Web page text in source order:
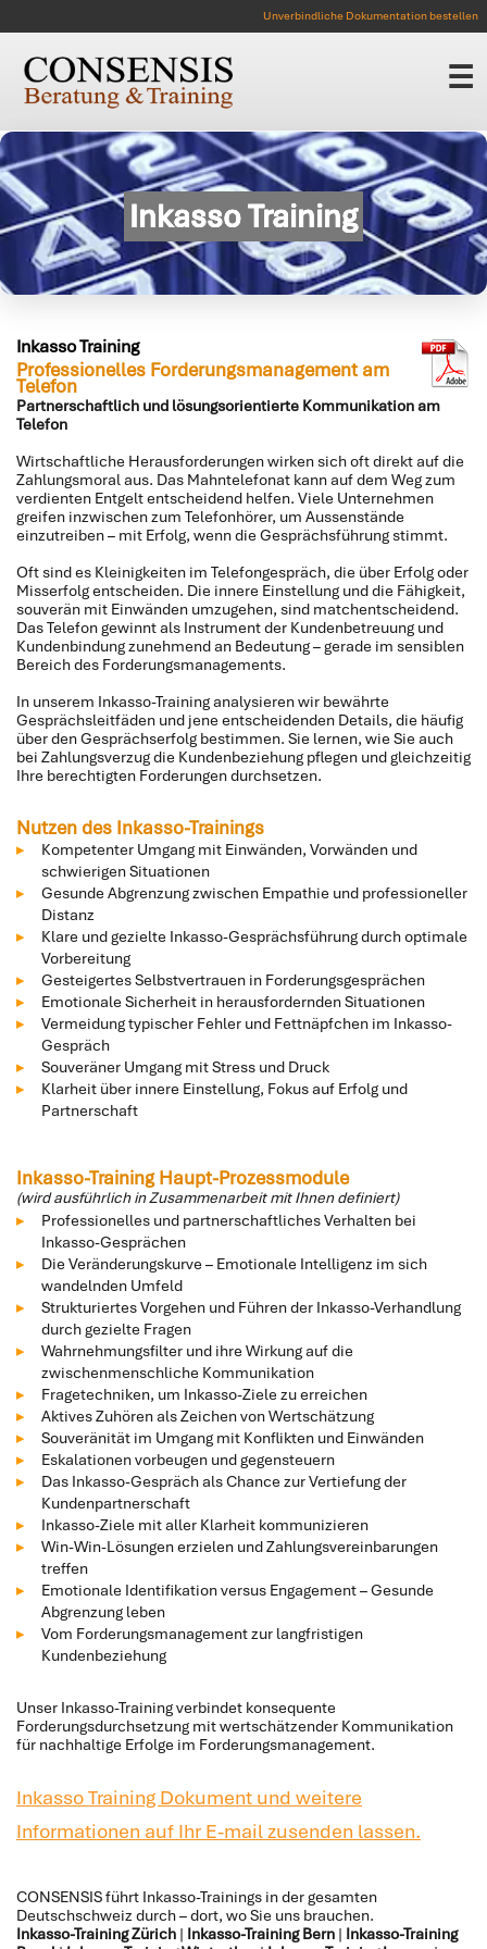
Unverbindliche Dokumentation bestellen
☰
Inkasso Training
Inkasso Training
Professionelles Forderungsmanagement am
Telefon
Partnerschaftlich und lösungsorientierte Kommunikation am
Telefon
Wirtschaftliche Herausforderungen wirken sich oft direkt auf die
Zahlungsmoral aus. Das Mahntelefonat kann auf dem Weg zum
verdienten Entgelt entscheidend helfen. Viele Unternehmen
greifen inzwischen zum Telefonhörer, um Aussenstände
einzutreiben – mit Erfolg, wenn die Gesprächsführung stimmt.
Oft sind es Kleinigkeiten im Telefongespräch, die über Erfolg oder
Misserfolg entscheiden. Die innere Einstellung und die Fähigkeit,
souverän mit Einwänden umzugehen, sind matchentscheidend.
Das Telefon gewinnt als Instrument der Kundenbetreuung und
Kundenbindung zunehmend an Bedeutung – gerade im sensiblen
Bereich des Forderungsmanagements.
In unserem Inkasso-Training analysieren wir bewährte
Gesprächsleitfäden und jene entscheidenden Details, die häufig
über den Gesprächserfolg bestimmen. Sie lernen, wie Sie auch
bei Zahlungsverzug die Kundenbeziehung pflegen und gleichzeitig
Ihre berechtigten Forderungen durchsetzen.
Nutzen des Inkasso-Trainings
Kompetenter Umgang mit Einwänden, Vorwänden und
schwierigen Situationen
Gesunde Abgrenzung zwischen Empathie und professioneller
Distanz
Klare und gezielte Inkasso-Gesprächsführung durch optimale
Vorbereitung
Gesteigertes Selbstvertrauen in Forderungsgesprächen
Emotionale Sicherheit in herausfordernden Situationen
Vermeidung typischer Fehler und Fettnäpfchen im Inkasso-
Gespräch
Souveräner Umgang mit Stress und Druck
Klarheit über innere Einstellung, Fokus auf Erfolg und
Partnerschaft
Inkasso-Training Haupt-Prozessmodule
(wird ausführlich in Zusammenarbeit mit Ihnen definiert)
Professionelles und partnerschaftliches Verhalten bei
Inkasso-Gesprächen
Die Veränderungskurve – Emotionale Intelligenz im sich
wandelnden Umfeld
Strukturiertes Vorgehen und Führen der Inkasso-Verhandlung
durch gezielte Fragen
Wahrnehmungsfilter und ihre Wirkung auf die
zwischenmenschliche Kommunikation
Fragetechniken, um Inkasso-Ziele zu erreichen
Aktives Zuhören als Zeichen von Wertschätzung
Souveränität im Umgang mit Konflikten und Einwänden
Eskalationen vorbeugen und gegensteuern
Das Inkasso-Gespräch als Chance zur Vertiefung der
Kundenpartnerschaft
Inkasso-Ziele mit aller Klarheit kommunizieren
Win-Win-Lösungen erzielen und Zahlungsvereinbarungen
treffen
Emotionale Identifikation versus Engagement – Gesunde
Abgrenzung leben
Vom Forderungsmanagement zur langfristigen
Kundenbeziehung
Unser Inkasso-Training verbindet konsequente
Forderungsdurchsetzung mit wertschätzender Kommunikation
für nachhaltige Erfolge im Forderungsmanagement.
Inkasso Training Dokument und weitere
Informationen auf Ihr E-mail zusenden lassen.
CONSENSIS führt Inkasso-Trainings in der gesamten
Deutschschweiz durch – dort, wo Sie uns brauchen.
Inkasso-Training Zürich | Inkasso-Training Bern | Inkasso-Training